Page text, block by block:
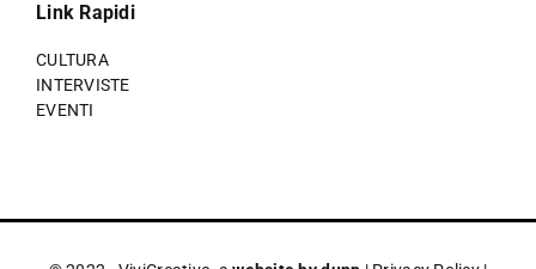
Link Rapidi
CULTURA
INTERVISTE
EVENTI